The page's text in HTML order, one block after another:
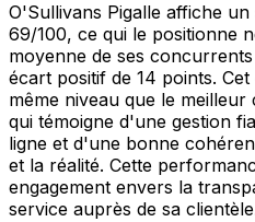
O'Sullivans Pigalle affiche
69/100, ce qui le positionne
moyenne de ses
écart positif de 14 points.
même niveau que le
qui témoigne d'une gestion
ligne et d'une bonne
et la réalité. Cette
engagement envers la
service auprès de sa